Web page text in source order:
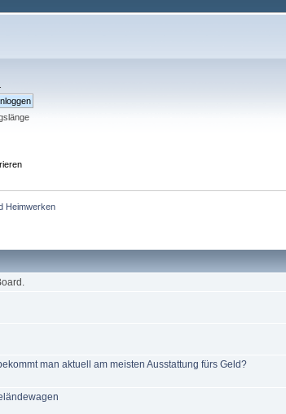
Heimwerken
man aktuell am meisten Ausstattung fürs Geld?